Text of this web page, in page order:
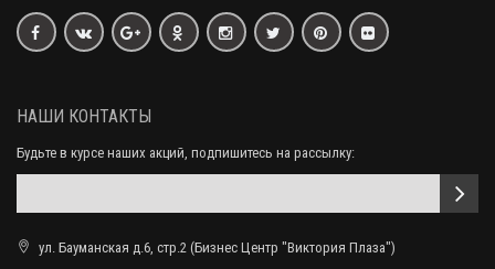
НАШИ КОНТАКТЫ
Будьте в курсе наших акций, подпишитесь на рассылку:
ул. Бауманская д.6, стр.2 (Бизнес Центр "Виктория Плаза")